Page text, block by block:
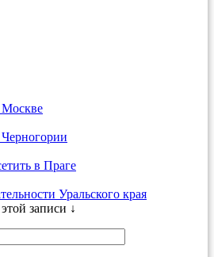
в Праге
Уральского края
записи ↓